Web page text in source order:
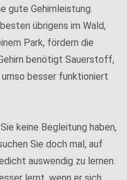
gute Gehirnleistung.
übrigens im Wald,
Park, fördern die
benötigt Sauerstoff,
umso besser funktioniert
keine Begleitung haben,
Sie doch mal, auf
auswendig zu lernen.